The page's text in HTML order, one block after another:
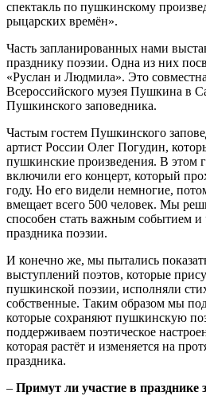
спектакль по пушкинскому
рыцарских времён».
Часть запланированных нами
празднику поэзии. Одна из них
«Руслан и Людмила». Это
Всероссийского музея Пушкина в
Пушкинского заповедника.
Частым гостем Пушкинского
артист России Олег Погудин,
пушкинские произведения. В этом
включили его концерт, который
году. Но его видели немногие,
вмещает всего 500 человек. Мы
способен стать важным событием
праздника поэзии.
И конечно же, мы пытались
выступлений поэтов, которые
пушкинской поэзии, исполняли
собственные. Таким образом мы
которые сохраняют пушкинскую
поддерживаем поэтическое
которая растёт и изменяется на
праздника.
– Примут ли участие в празднике